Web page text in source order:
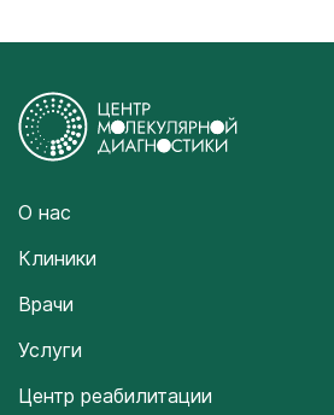
О нас
Клиники
Врачи
Услуги
Центр реабилитации